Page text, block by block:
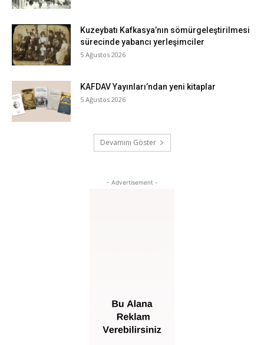
Kuzeybatı Kafkasya’nın sömürgeleştirilmesi
sürecinde yabancı yerleşimciler
5 Ağustos 2026
KAFDAV Yayınları’ndan yeni kitaplar
5 Ağustos 2026
Devamını Göster
- Advertisement -